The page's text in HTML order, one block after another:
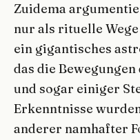
Zuidema
nur als rituelle
ein gigantisches
das die Bewegungen
und sogar einiger
Erkenntnisse
anderer namhafter